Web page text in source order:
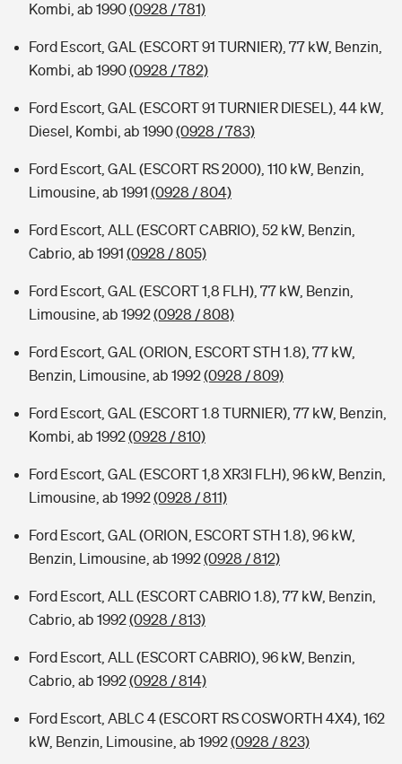
Kombi, ab 1990(0928 / 781)
Ford Escort, GAL (ESCORT 91 TURNIER), 77 kW, Benzin,
Kombi, ab 1990(0928 / 782)
Ford Escort, GAL (ESCORT 91 TURNIER DIESEL), 44 kW,
Diesel, Kombi, ab 1990(0928 / 783)
Ford Escort, GAL (ESCORT RS 2000), 110 kW, Benzin,
Limousine, ab 1991 (0928 / 804)
Ford Escort, ALL (ESCORT CABRIO), 52 kW, Benzin,
Cabrio, ab 1991 (0928 / 805)
Ford Escort, GAL (ESCORT 1,8 FLH), 77 kW, Benzin,
Limousine, ab 1992(0928 / 808)
Ford Escort, GAL (ORION, ESCORT STH 1.8), 77 kW,
Benzin, Limousine, ab 1992(0928 / 809)
Ford Escort, GAL (ESCORT 1.8 TURNIER), 77 kW, Benzin,
Kombi, ab 1992(0928 / 810)
Ford Escort, GAL (ESCORT 1,8 XR3I FLH), 96 kW, Benzin,
Limousine, ab 1992(0928 / 811)
Ford Escort, GAL (ORION, ESCORT STH 1.8), 96 kW,
Benzin, Limousine, ab 1992(0928 / 812)
Ford Escort, ALL (ESCORT CABRIO 1.8), 77 kW, Benzin,
Cabrio, ab 1992(0928 / 813)
Ford Escort, ALL (ESCORT CABRIO), 96 kW, Benzin,
Cabrio, ab 1992(0928 / 814)
Ford Escort, ABLC 4 (ESCORT RS COSWORTH 4X4), 162
kW, Benzin, Limousine, ab 1992(0928 / 823)